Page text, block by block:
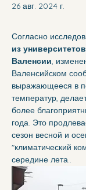
26 авг. 2024 г.
Согласно
из
Валенсии,
Валенсийском
выражающееся в
температур,
более
года. Это
сезон весной и
"климатический
середине лета..